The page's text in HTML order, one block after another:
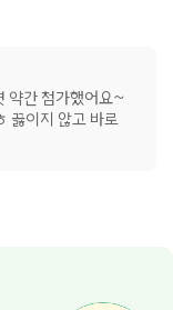
약간 첨가했어요~
끓이지 않고 바로